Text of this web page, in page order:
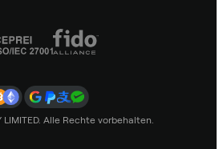
Alle Rechte vorbehalten.